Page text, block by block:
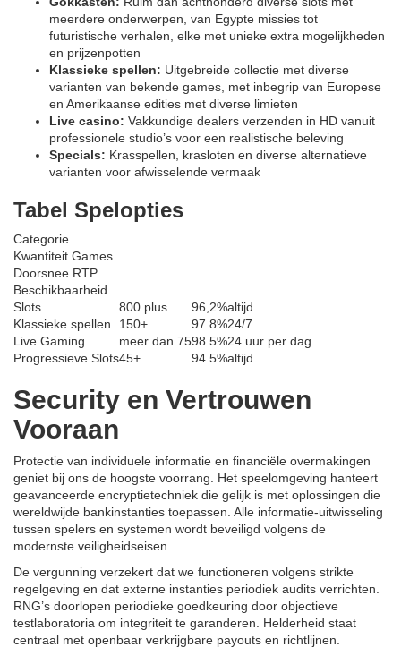
meerdere onderwerpen, van Egypte missies tot
futuristische verhalen, elke met unieke extra mogelijkheden
en prijzenpotten
Klassieke spellen: Uitgebreide collectie met diverse
varianten van bekende games, met inbegrip van Europese
en Amerikaanse edities met diverse limieten
Live casino: Vakkundige dealers verzenden in HD vanuit
professionele studio’s voor een realistische beleving
Specials: Krasspellen, krasloten en diverse alternatieve
varianten voor afwisselende vermaak
Tabel Spelopties
Categorie
Kwantiteit Games
Doorsnee RTP
Beschikbaarheid
Slots
800 plus 96,2%altijd
Klassieke spellen
150+ 97.8%24/7
Live Gaming
meer dan 7598.5%24 uur per dag
Progressieve Slots45+ 94.5%altijd
Security en Vertrouwen
Vooraan
Protectie van individuele informatie en financiële overmakingen
geniet bij ons de hoogste voorrang. Het speelomgeving hanteert
geavanceerde encryptietechniek die gelijk is met oplossingen die
wereldwijde bankinstanties toepassen. Alle informatie-uitwisseling
tussen spelers en systemen wordt beveiligd volgens de
modernste veiligheidseisen.
De vergunning verzekert dat we functioneren volgens strikte
regelgeving en dat externe instanties periodiek audits verrichten.
RNG’s doorlopen periodieke goedkeuring door objectieve
testlaboratoria om integriteit te garanderen. Helderheid staat
centraal met openbaar verkrijgbare payouts en richtlijnen.